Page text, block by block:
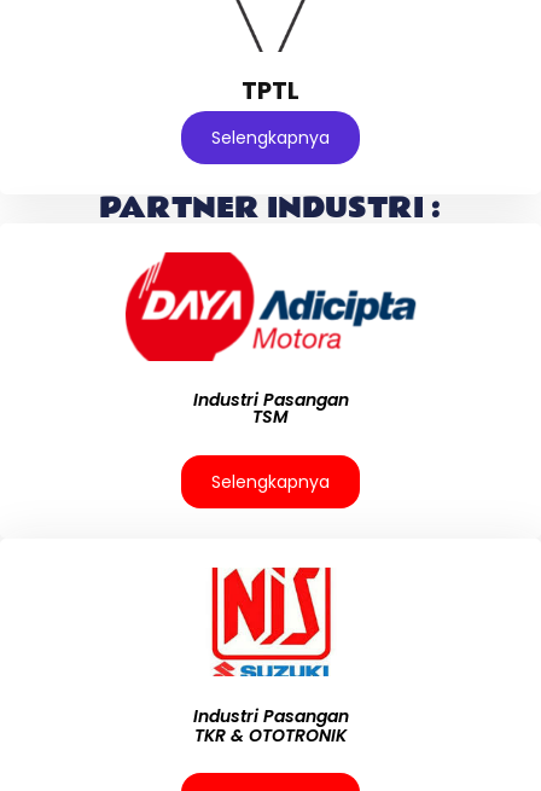
TPTL
Selengkapnya
PARTNER INDUSTRI :
Industri Pasangan
TSM
Selengkapnya
Industri Pasangan
TKR & OTOTRONIK